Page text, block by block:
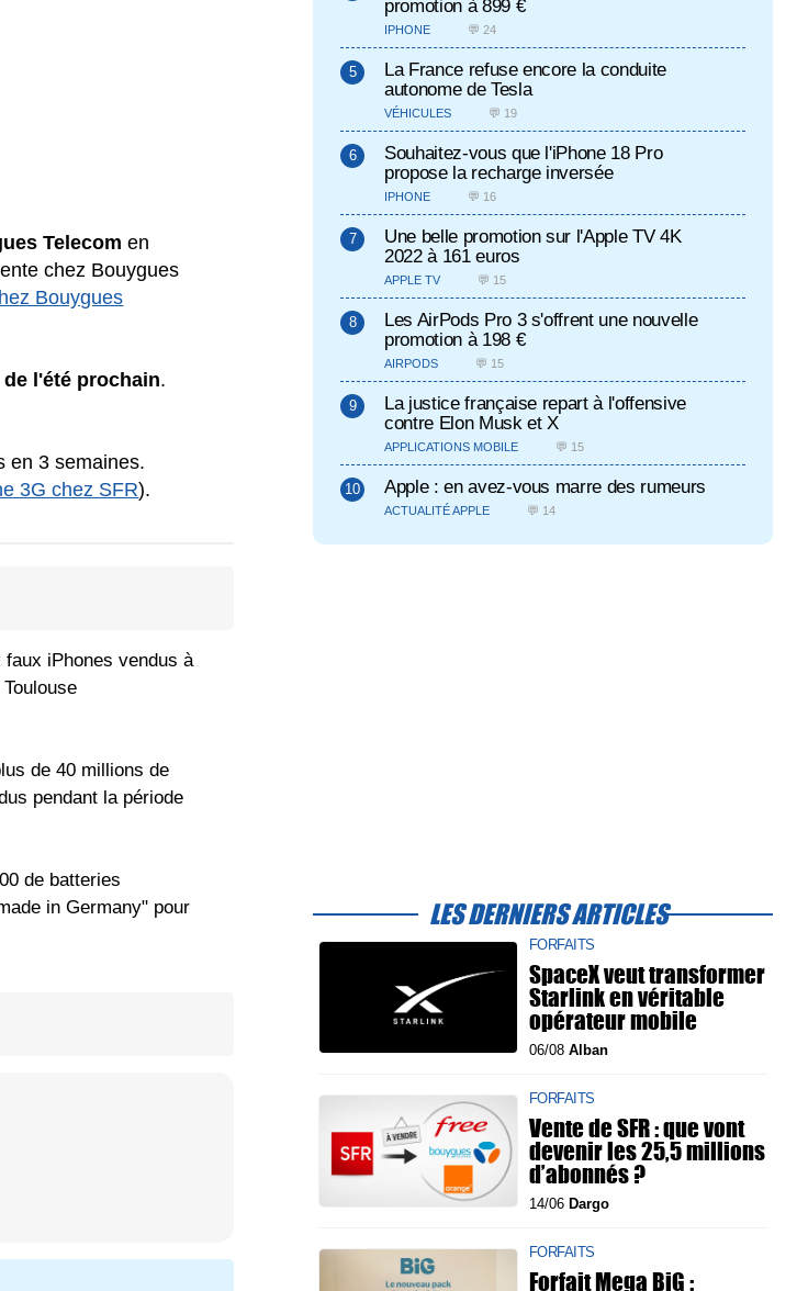
Telecom en
chez Bouygues
Bouygues
l'été prochain.
en 3 semaines.
3G chez SFR).
faux iPhones vendus à
de 40 millions de
pendant la période
de batteries
in Germany" pour
promotion à 899 €
IPHONE 💬 24
La France refuse encore la conduite
autonome de Tesla
VÉHICULES 💬 19
Souhaitez-vous que l'iPhone 18 Pro
propose la recharge inversée
IPHONE 💬 16
Une belle promotion sur l'Apple TV 4K
2022 à 161 euros
APPLE TV 💬 15
Les AirPods Pro 3 s'offrent une nouvelle
promotion à 198 €
AIRPODS 💬 15
La justice française repart à l'offensive
contre Elon Musk et X
APPLICATIONS MOBILE 💬 15
Apple : en avez-vous marre des rumeurs
ACTUALITÉ APPLE 💬 14
LES DERNIERS ARTICLES
FORFAITS
SpaceX veut transformer
Starlink en véritable
opérateur mobile
06/08 Alban
FORFAITS
Vente de SFR : que vont
devenir les 25,5 millions
d’abonnés ?
14/06 Dargo
FORFAITS
Forfait Mega BiG :